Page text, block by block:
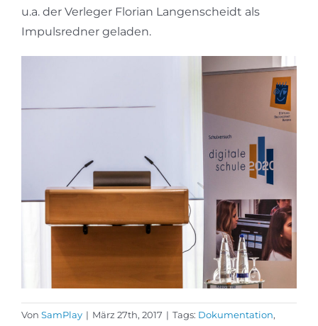
u.a. der Verleger Florian Langenscheidt als
Impulsredner geladen.
Von SamPlay | März 27th, 2017 | Tags: Dokumentation,